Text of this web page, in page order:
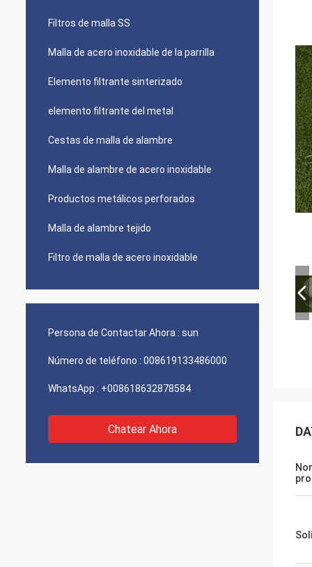
Filtros de malla SS
Malla de acero inoxidable de la parrilla
Elemento filtrante sinterizado
elemento filtrante del metal
Cestas de malla de alambre
Malla de alambre de acero inoxidable
Productos metálicos perforados
Malla de alambre tejido
Filtro de malla de acero inoxidable
Persona de Contactar Ahora : sun
Número de teléfono : 008619133486000
WhatsApp : +008618632878584
Chatear Ahora